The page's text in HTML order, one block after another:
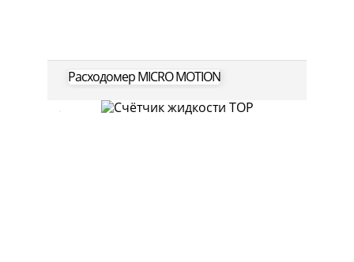
Расходомер MICRO MOTION